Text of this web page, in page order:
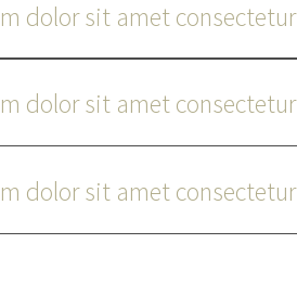
dolor sit amet consectetur
dolor sit amet consectetur
dolor sit amet consectetur